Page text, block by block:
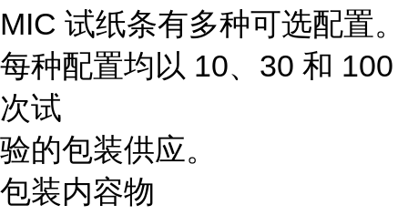
MIC 试纸条有多种可选配置。
每种配置均以 10、30 和 100
次试
验的包装供应。
包装内容物